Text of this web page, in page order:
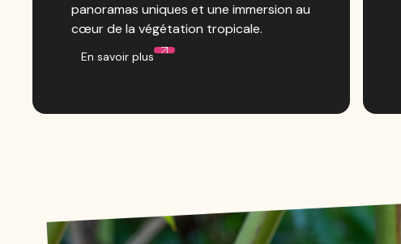
panoramas uniques et une immersion au
cœur de la végétation tropicale.
En savoir plus